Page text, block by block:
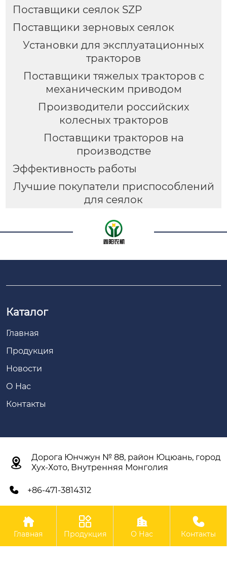
Поставщики сеялок SZP
Поставщики зерновых сеялок
Установки для эксплуатационных
тракторов
Поставщики тяжелых тракторов с
механическим приводом
Производители российских
колесных тракторов
Поставщики тракторов на
производстве
Эффективность работы
Лучшие покупатели приспособлений
для сеялок
Каталог
Главная
Продукция
Новости
О Нас
Контакты

Дорога Юнчжун № 88, район Юцюань, город
Хух-Хото, Внутренняя Монголия
 +86-471-3814312
Авторское право©ООО Внутренняя Монголия Синьян
Сельскохозяйственное Оборудование

Главная

Продукция

О Нас

Контакты